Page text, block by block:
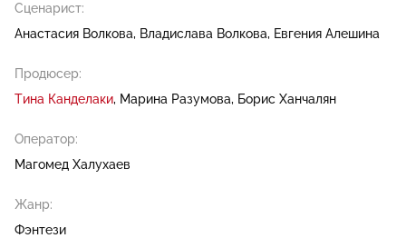
Сценарист:
Анастасия Волкова
Владислава Волкова Евгения Алешина
Продюсер:
Тина Канделаки Марина Разумова Борис Ханчалян
Оператор:
Магомед Халухаев
Жанр:
Фэнтези